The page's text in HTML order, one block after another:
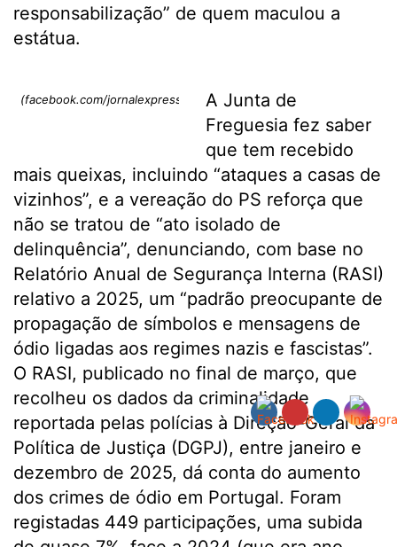
responsabilização” de quem maculou a
estátua.
(facebook.com/jornalexpresso)
A Junta de
Freguesia fez saber
que tem recebido
mais queixas, incluindo “ataques a casas de
vizinhos”, e a vereação do PS reforça que
não se tratou de “ato isolado de
delinquência”, denunciando, com base no
Relatório Anual de Segurança Interna (RASI)
relativo a 2025, um “padrão preocupante de
propagação de símbolos e mensagens de
ódio ligadas aos regimes nazis e fascistas”.
O RASI, publicado no final de março, que
recolheu os dados da criminalidade
reportada pelas polícias à Direção-Geral da
Política de Justiça (DGPJ), entre janeiro e
dezembro de 2025, dá conta do aumento
dos crimes de ódio em Portugal. Foram
registadas 449 participações, uma subida